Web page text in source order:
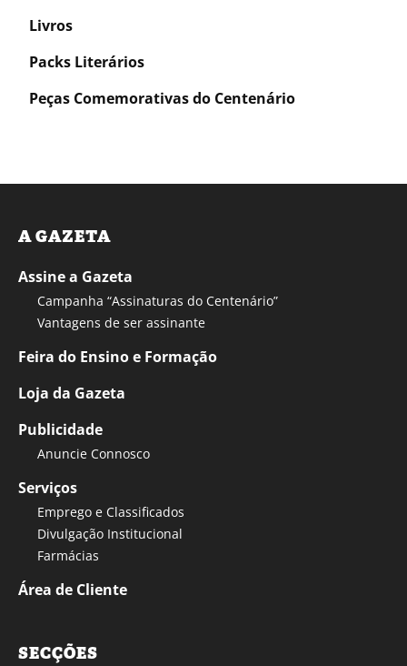
Livros
Packs Literários
Peças Comemorativas do Centenário
A GAZETA
Assine a Gazeta
Campanha “Assinaturas do Centenário”
Vantagens de ser assinante
Feira do Ensino e Formação
Loja da Gazeta
Publicidade
Anuncie Connosco
Serviços
Emprego e Classificados
Divulgação Institucional
Farmácias
Área de Cliente
SECÇÕES